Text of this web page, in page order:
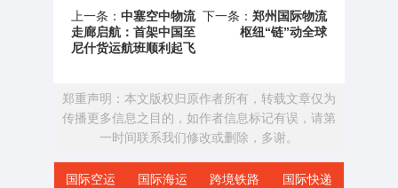
上一条： 中塞空中物流
走廊启航：首架中国至
尼什货运航班顺利起飞
下一条： 郑州国际物流
枢纽“链”动全球
郑重声明：本文版权归原作者所有，转载文章仅为
传播更多信息之目的，如作者信息标记有误，请第
一时间联系我们修改或删除，多谢。
国际空运 国际海运 跨境铁路 国际快递